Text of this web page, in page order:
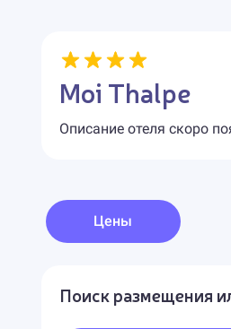
Moi Thalpe
Описание отеля скоро
Цены
Поиск размещения